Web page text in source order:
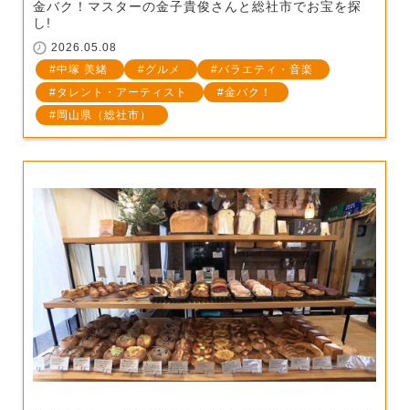
金バク！マスターの金子貴俊さんと総社市でお宝を探
し!
2026.05.08
中塚 美緒
グルメ
バラエティ・音楽
タレント・アーティスト
金バク！
岡山県（総社市）